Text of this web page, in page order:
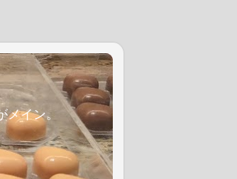
イン。